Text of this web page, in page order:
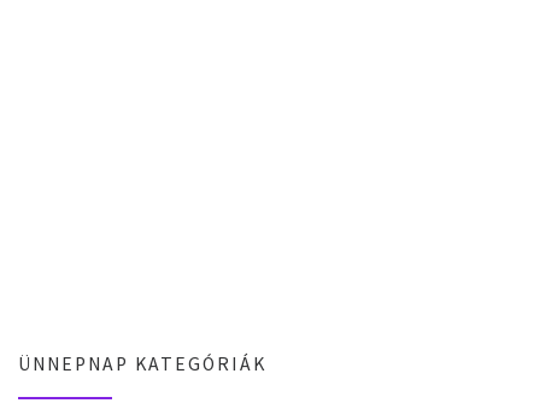
ÜNNEPNAP KATEGÓRIÁK